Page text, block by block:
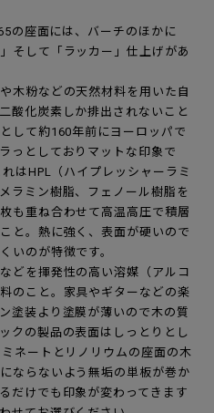
の座面には、バーチのほかに
そして「ラッカー」仕上げがあ
木粉などの天然材料を用いた自
酸化炭素しか排出されないこと
して約160年前にヨーロッパで
っとしておりマットな印象で
はHPL（ハイプレッシャーラミ
ラミン樹脂、フェノール樹脂を
も重ね合わせて高温高圧で積層
と。熱に強く、表面が硬いので
いのが特徴です。
どを揮発性の高い溶媒（アルコ
のこと。家具やギターなどの楽
塗装より塗膜が薄いので木の質
クの製品の表面はしっとりとし
ネートとリノリウムの座面の木
ならないよう無垢の単板が巻か
だけでも印象が変わってきます